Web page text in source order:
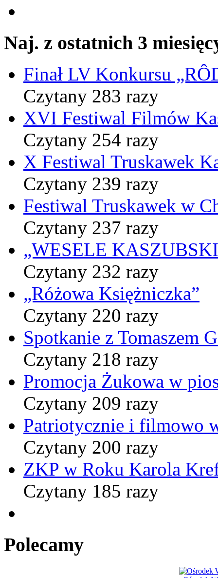
Naj. z ostatnich 3
Finał LV Konkursu
Czytany 283 razy
XVI Festiwal Filmów
Czytany 254 razy
X Festiwal Truskawek
Czytany 239 razy
Festiwal Truskawek w
Czytany 237 razy
„WESELE
Czytany 232 razy
„Różowa Księżniczka”
Czytany 220 razy
Spotkanie z Tomaszem
Czytany 218 razy
Promocja Żukowa w
Czytany 209 razy
Patriotycznie i filmowo
Czytany 200 razy
ZKP w Roku Karola
Czytany 185 razy
Polecamy